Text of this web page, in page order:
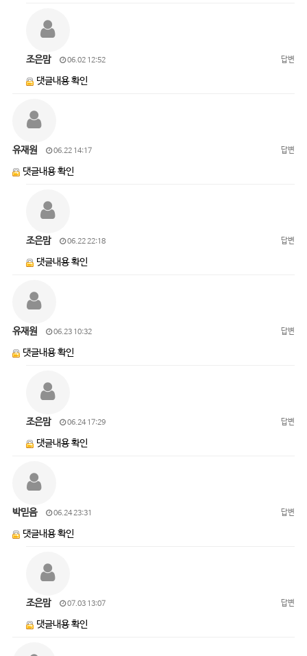
조은맘 06.02 12:52 답변
댓글내용 확인
유재원 06.22 14:17 답변
댓글내용 확인
조은맘 06.22 22:18 답변
댓글내용 확인
유재원 06.23 10:32 답변
댓글내용 확인
조은맘 06.24 17:29 답변
댓글내용 확인
박믿음 06.24 23:31 답변
댓글내용 확인
조은맘 07.03 13:07 답변
댓글내용 확인